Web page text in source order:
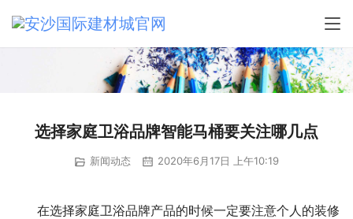
选择家庭卫浴品牌智能马桶要关注哪几点
新闻动态 2020年6月17日 上午10:19
在选择家庭卫浴品牌产品的时候一定要注意个人的装修